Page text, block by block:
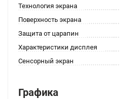
Технология экрана
Поверхность экрана
Защита от царапин
Характеристики дисплея
Сенсорный экран
Графика